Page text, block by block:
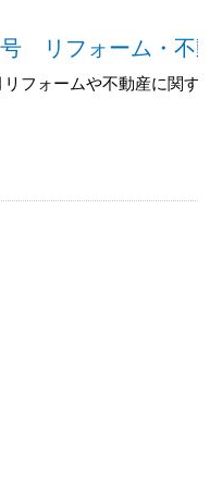
号 リフォーム・不
フォームや不動産に関す